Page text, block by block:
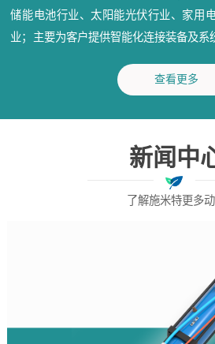
储能电池行业、太阳能光伏行业、家用
业；主要为客户提供智能化连接装备及系
意的产品和优质的服务。
查看更多
新闻中
了解施米特更多